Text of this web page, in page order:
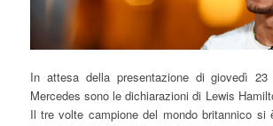
In attesa della presentazione di giovedì
Mercedes sono le dichiarazioni di Lewis
Il tre volte campione del mondo britannico si